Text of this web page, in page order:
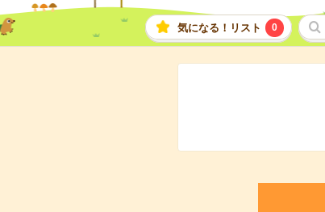
気になる！リスト 0